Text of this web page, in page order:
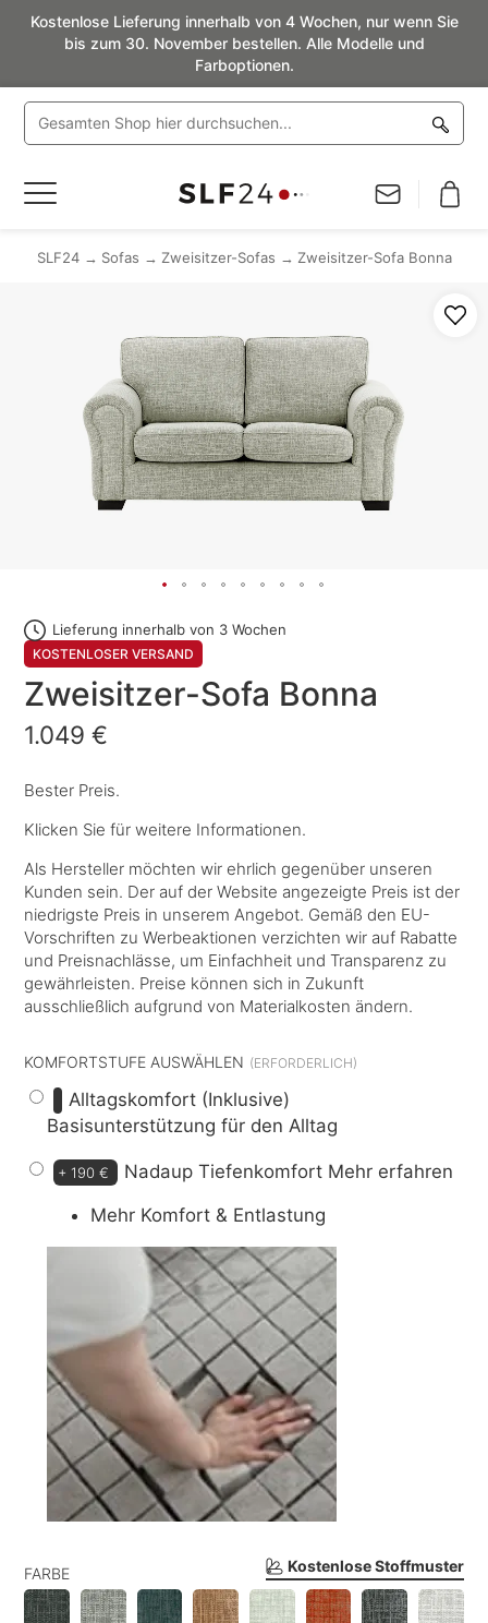
Kostenlose Lieferung innerhalb von 4 Wochen, nur wenn Sie
bis zum 30. November bestellen. Alle Modelle und
Farboptionen.
Navigation
SLF24 Sofas Zweisitzer-Sofas Zweisitzer-Sofa Bonna
Lieferung innerhalb von 3 Wochen
KOSTENLOSER VERSAND
Zweisitzer-Sofa Bonna
1.049 €
Bester Preis.
Klicken Sie für weitere Informationen.
Als Hersteller möchten wir ehrlich gegenüber unseren
Kunden sein. Der auf der Website angezeigte Preis ist der
niedrigste Preis in unserem Angebot. Gemäß den EU-
Vorschriften zu Werbeaktionen verzichten wir auf Rabatte
und Preisnachlässe, um Einfachheit und Transparenz zu
gewährleisten. Preise können sich in Zukunft
ausschließlich aufgrund von Materialkosten ändern.
Kostenlose Stoffmuster
FARBE
KOMFORTSTUFE AUSWÄHLEN
Alltagskomfort (Inklusive)
Basisunterstützung für den Alltag
+190 € Nadaup Tiefenkomfort Mehr erfahren
Mehr Komfort & Entlastung